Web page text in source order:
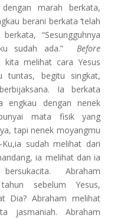
marah berkata,
berani berkata ‘telah
“Sesungguhnya
sudah ada.”Before
kita melihat cara Yesus
tuntas, begitu singkat,
Ia berkata
engkau dengan nenek
mata fisik yang
tapi nenek moyangmu
sudah melihat dari
ia melihat dan ia
Abraham
sebelum Yesus,
Dia? Abraham melihat
jasmaniah. Abraham